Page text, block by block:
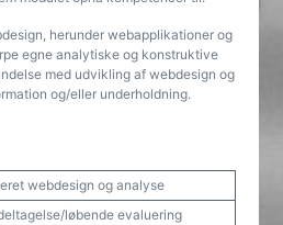
herunder webapplikationer og
egne analytiske og konstruktive
med udvikling af webdesign og
og/eller underholdning.
webdesign og analyse
løbende evaluering